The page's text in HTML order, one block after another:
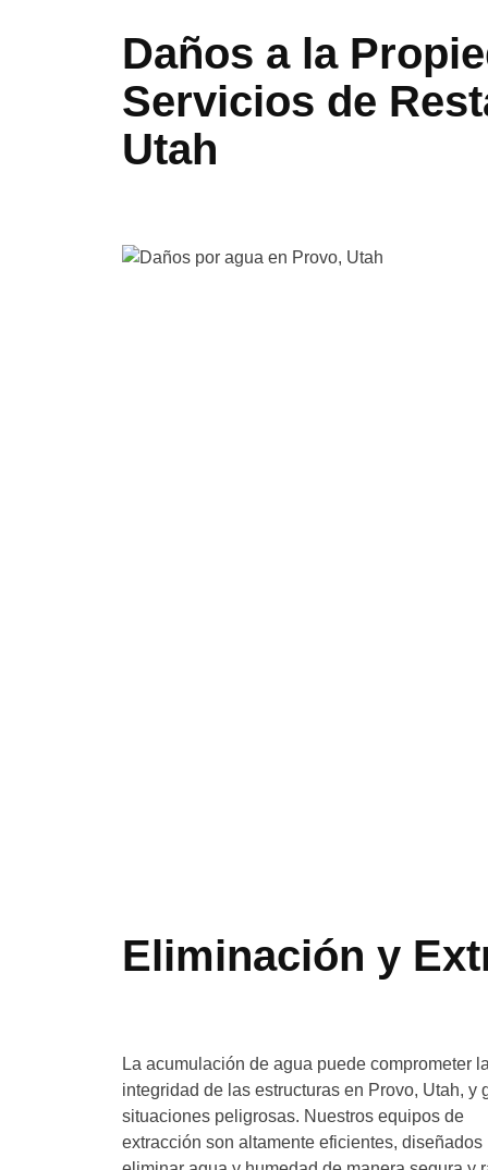
Daños a la
Servicios de
Utah
Eliminación y
La acumulación de agua puede comprometer
integridad de las estructuras en Provo, Utah, y
situaciones peligrosas. Nuestros equipos de
extracción son altamente eficientes, diseñados